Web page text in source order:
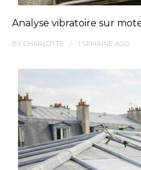
Analyse vibratoire sur
BY CHARLOTTE 1 SEMAINE AGO